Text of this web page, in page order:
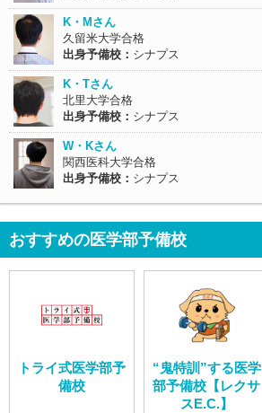
K・Mさん
久留米大学合格
出身予備校： シナプス
K・Tさん
北里大学合格
出身予備校： シナプス
W・Kさん
関西医科大学合格
出身予備校： シナプス
おすすめの医学部予備校
トライ式医学部予
備校
“鬼特訓”する医学
部予備校【レクサ
スE.C.】